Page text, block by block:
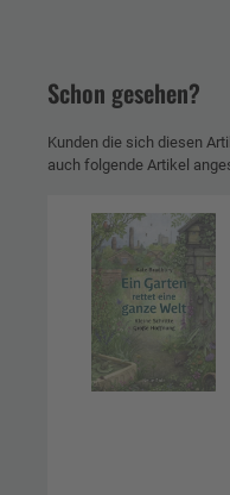
Schon gesehen?
Kunden die sich diesen
auch folgende Artikel